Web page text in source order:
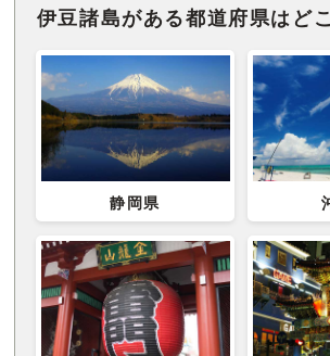
伊豆諸島がある都道府県はど
静岡県